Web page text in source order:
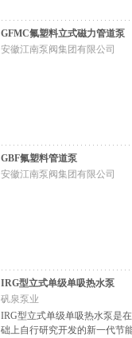
GFMC氟塑料立式磁力管道泵
安徽江南泵阀集团有限公司
GBF氟塑料管道泵
安徽江南泵阀集团有限公司
IRG型立式单级单吸热水泵
矾泉泵业
IRG型立式单级单吸热水泵是
础上自行研究开发的新一代节